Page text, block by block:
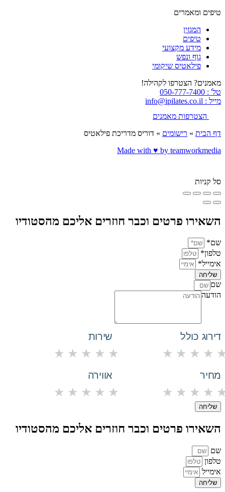
טיפים ומאמרים
המגזין
טיפים
מידע מקצועי
גוף ונפש
פילאטיס שיקומי
מאמנים? הצטרפו לקהילה!
טל' : 050-777-7400
מייל : info@ipilates.co.il
הצטרפות מאמנים
דף הבית » רישומים » דוריס מדריכת פילאטיס
Made with ♥️ by teamworkmedia
סל קניות
השאירו פרטים וכבר חוזרים אליכם מהסטודיו
שם*
טלפון*
אימייל*
שליחה
שם
הודעה
דירוג כולל
★ ★ ★ ★
שירות
★ ★ ★ ★ ★
מחיר
★ ★ ★ ★
אווירה
★ ★ ★ ★ ★
שליחה
השאירו פרטים וכבר חוזרים אליכם מהסטודיו
שם
טלפון
אימייל
שליחה